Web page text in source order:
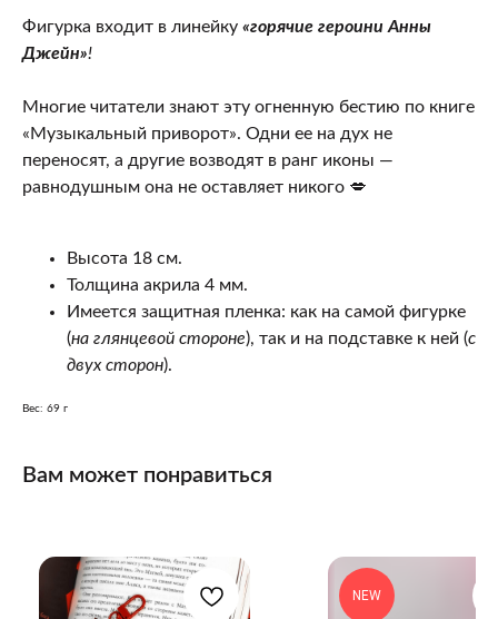
Фигурка входит в линейку «горячие героини Анны
Джейн»!
Многие читатели знают эту огненную бестию по книге
«Музыкальный приворот». Одни ее на дух не
переносят, а другие возводят в ранг иконы —
равнодушным она не оставляет никого 💋
Высота 18 см.
Толщина акрила 4 мм.
Имеется защитная пленка: как на самой фигурке
(на глянцевой стороне), так и на подставке к ней (с
двух сторон).
Вес: 69 г
Вам может понравиться
NEW